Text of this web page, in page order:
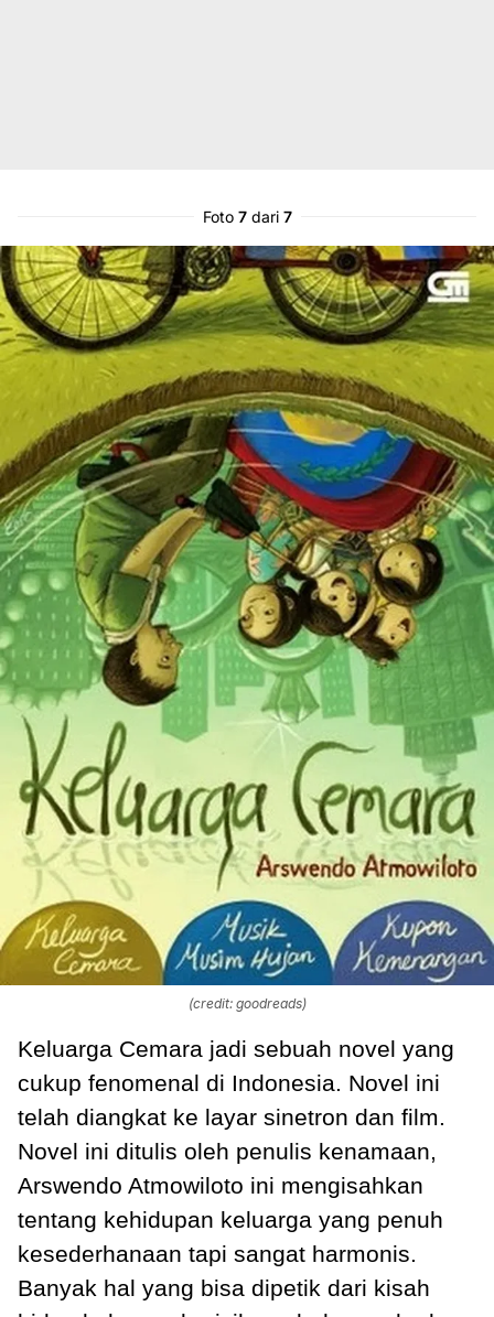
Foto 7dari 7
(credit: goodreads)
Keluarga Cemara jadi sebuah novel yang
cukup fenomenal di Indonesia. Novel ini
telah diangkat ke layar sinetron dan film.
Novel ini ditulis oleh penulis kenamaan,
Arswendo Atmowiloto ini mengisahkan
tentang kehidupan keluarga yang penuh
kesederhanaan tapi sangat harmonis.
Banyak hal yang bisa dipetik dari kisah